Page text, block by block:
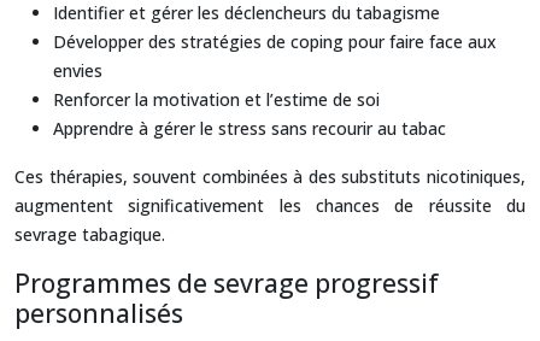
Identifier et gérer les déclencheurs du tabagisme
Développer des stratégies de coping pour faire face aux
envies
Renforcer la motivation et l’estime de soi
Apprendre à gérer le stress sans recourir au tabac
Ces thérapies, souvent combinées à des substituts nicotiniques,
augmentent significativement les chances de réussite du
sevrage tabagique.
Programmes de sevrage progressif
personnalisés